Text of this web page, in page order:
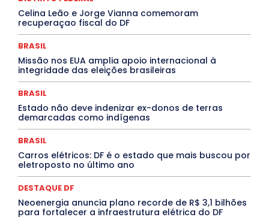
INTELIGÊNCIA ARTIFICIAL
INTERNACIONAL
Jogos Online
JUDICIÁRIO
MEIO AMBIENTE
Paraíba
Paraná Pernambuco Piauí
PROCESSO SELETIVO
QUALIFICAÇÃO PROFISSIONAL
RESIDÊNCIA
Santa Catarina
São Paulo SARAMPO
Saúde Agora
SEGURANÇA
TÁ FROID?
TEATRO TECNOLOGIA
TIC TAC
Mais
Celina Leão e Jorge Vianna comemoram
recuperaçao fiscal do DF
BRASIL
Missão nos EUA amplia apoio internacional à
integridade das eleições brasileiras
BRASIL
Estado não deve indenizar ex-donos de terras
demarcadas como indígenas
BRASIL
Carros elétricos: DF é o estado que mais buscou por
eletroposto no último ano
DESTAQUE DF
Neoenergia anuncia plano recorde de R$ 3,1 bilhões
para fortalecer a infraestrutura elétrica do DF